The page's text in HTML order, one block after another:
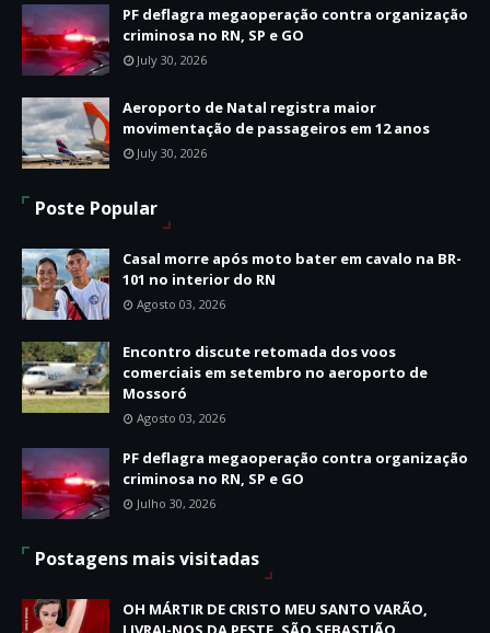
PF deflagra megaoperação contra organização
criminosa no RN, SP e GO
July 30, 2026
Aeroporto de Natal registra maior
movimentação de passageiros em 12 anos
July 30, 2026
Poste Popular
Casal morre após moto bater em cavalo na BR-
101 no interior do RN
Agosto 03, 2026
Encontro discute retomada dos voos
comerciais em setembro no aeroporto de
Mossoró
Agosto 03, 2026
PF deflagra megaoperação contra organização
criminosa no RN, SP e GO
Julho 30, 2026
Postagens mais visitadas
OH MÁRTIR DE CRISTO MEU SANTO VARÃO,